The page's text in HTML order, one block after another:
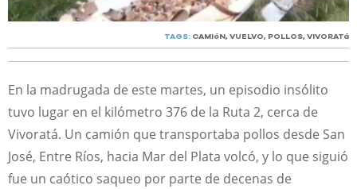
TAGS: CAMIóN, VUELVO, POLLOS, VIVORATá
En la madrugada de este martes, un episodio insólito
tuvo lugar en el kilómetro 376 de la Ruta 2, cerca de
Vivoratá. Un camión que transportaba pollos desde San
José, Entre Ríos, hacia Mar del Plata volcó, y lo que siguió
fue un caótico saqueo por parte de decenas de